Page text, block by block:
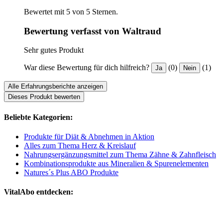
Bewertet mit 5 von 5 Sternen.
Bewertung verfasst von Waltraud
Sehr gutes Produkt
War diese Bewertung für dich hilfreich? Ja (0) Nein (1)
Alle Erfahrungsberichte anzeigen
Dieses Produkt bewerten
Beliebte Kategorien:
Produkte für Diät & Abnehmen in Aktion
Alles zum Thema Herz & Kreislauf
Nahrungsergänzungsmittel zum Thema Zähne & Zahnfleisch
Kombinationsprodukte aus Mineralien & Spurenelementen
Natures´s Plus ABO Produkte
VitalAbo entdecken: